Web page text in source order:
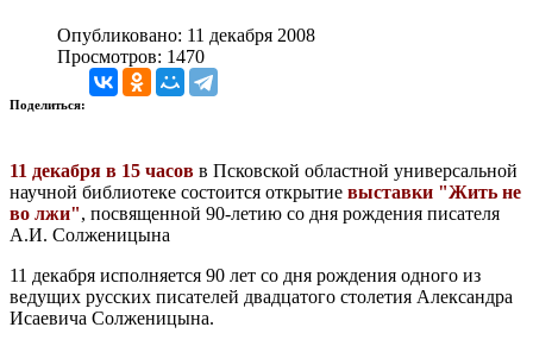
Опубликовано: 11 декабря 2008
Просмотров: 1470
Поделиться:
11 декабря в 15 часов в Псковской областной универсальной
научной библиотеке состоится открытие выставки "Жить не
во лжи", посвященной 90-летию со дня рождения писателя
А.И. Солженицына
11 декабря исполняется 90 лет со дня рождения одного из
ведущих русских писателей двадцатого столетия Александра
Исаевича Солженицына.